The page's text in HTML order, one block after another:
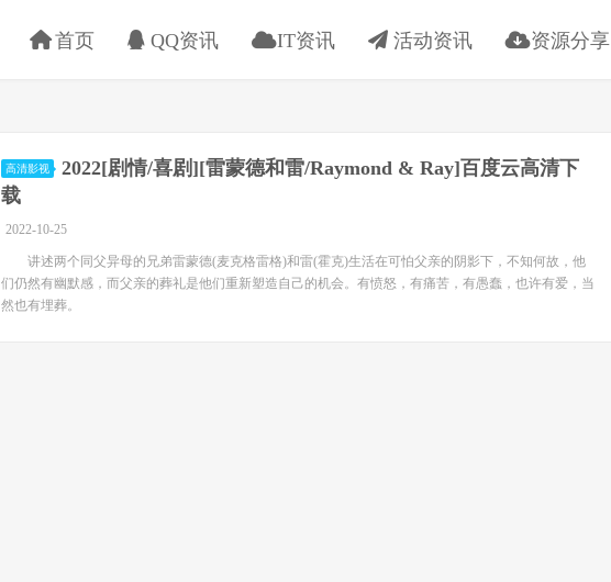
首页 QQ资讯 IT资讯 活动资讯 资源分享
高清影视
2022[剧情/喜剧][雷蒙德和雷/Raymond & Ray]百度云高清下
载
2022-10-25
讲述两个同父异母的兄弟雷蒙德(麦克格雷格)和雷(霍克)生活在可怕父亲的阴影下，不知何故，他
们仍然有幽默感，而父亲的葬礼是他们重新塑造自己的机会。有愤怒，有痛苦，有愚蠢，也许有爱，当
然也有埋葬。